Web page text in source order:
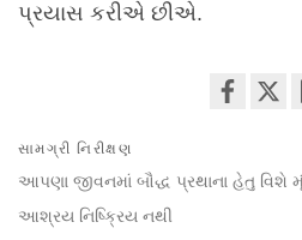
પ્રયાસ કરીએ છીએ.
facebook
સામગ્રી નિરીક્ષણ
આપણા જીવનમાં બૌદ્ધ પ્રથાના હેતુ વિશે
આશ્રય નિષ્ક્રિય નથી